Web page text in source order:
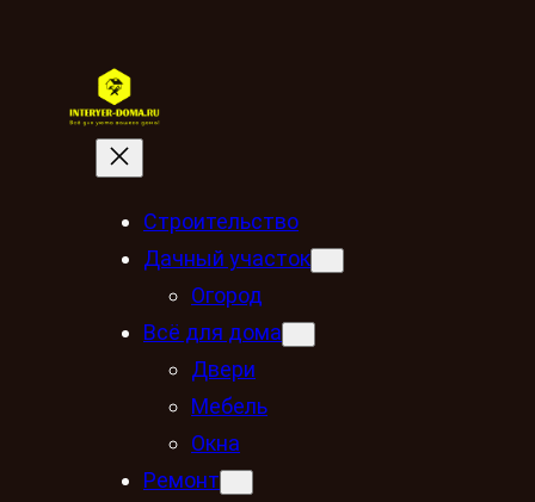
Строительство
Дачный участок
Огород
Всё для дома
Двери
Мебель
Окна
Ремонт